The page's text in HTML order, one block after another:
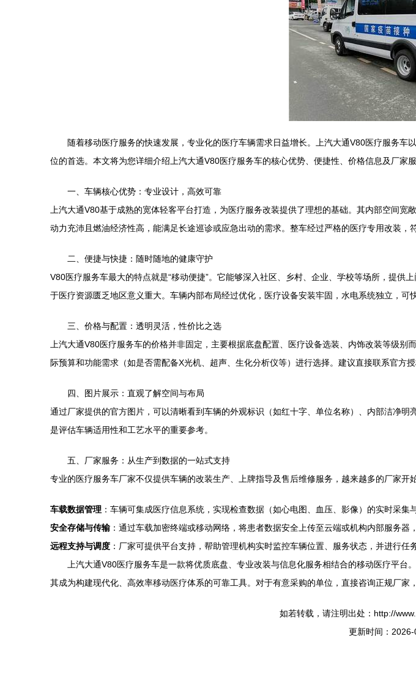
随着移动医疗服务的快速发展，专业化的医疗车辆需求日益增长。上汽大通V80医疗服务
位的首选。本文将为您详细介绍上汽大通V80医疗服务车的核心优势、便捷性、价格信息及厂家
一、车辆核心优势：专业设计，高效可靠
上汽大通V80基于成熟的宽体轻客平台打造，为医疗服务改装提供了理想的基础。其内部空间
动力充沛且燃油经济性高，能满足长途巡诊或应急出动的需求。整车经过严格的医疗专用改装，
二、便捷与快捷：随时随地的健康守护
V80医疗服务车最大的特点就是“移动便捷”。它能够深入社区、乡村、企业、学校等场所，提
于医疗资源匮乏地区意义重大。车辆内部布局经过优化，医疗设备安装牢固，水电系统独立，可
三、价格与配置：透明灵活，性价比之选
上汽大通V80医疗服务车的价格并非固定，主要根据底盘配置、医疗设备选装、内饰改装等级
际预算和功能需求（如是否需配备X光机、超声、生化分析仪等）进行选择。建议直接联系官方
四、图片展示：直观了解空间与布局
通过厂家提供的官方图片，可以清晰看到车辆的外观标识（如红十字、单位名称）、内部洁净
是评估车辆适用性和工艺水平的重要参考。
五、厂家服务：从生产到数据的一站式支持
专业的医疗服务车厂家不仅提供车辆的改装生产、上牌指导及售后维修服务，越来越多的厂家开
车载数据管理 ：车辆可集成医疗信息系统，实现检查数据（如心电图、血压、影像）的实时采集
安全存储与传输 ：通过车载加密终端或移动网络，将患者数据安全上传至云端或机构内部服务器
远程支持与调度 ：厂家可提供平台支持，帮助管理机构实时监控车辆位置、服务状态，并进行任
上汽大通V80医疗服务车是一款将优质底盘、专业改装与信息化服务相结合的移动医疗平
其成为构建现代化、高效率移动医疗体系的可靠工具。对于有意采购的单位，直接咨询正规厂家
如若转载，请注明出处：http://
更新时间：